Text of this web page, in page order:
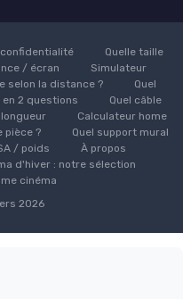
Quelle taille
/ écran
Simulateur
selon la distance ?
Quel
2 questions
Quel câble
Calculateur home
pièce ?
Quel support mural
/ poids
À propos
d'hiver : notre sélection
cinéma
2026